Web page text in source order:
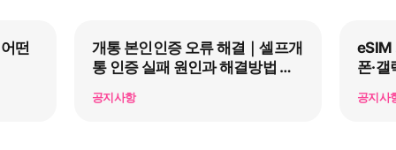
떤
개통 본인인증 오류 해결｜셀프개
통 인증 실패 원인과 해결방법 총
공지사항
eSIM
폰·
공지사